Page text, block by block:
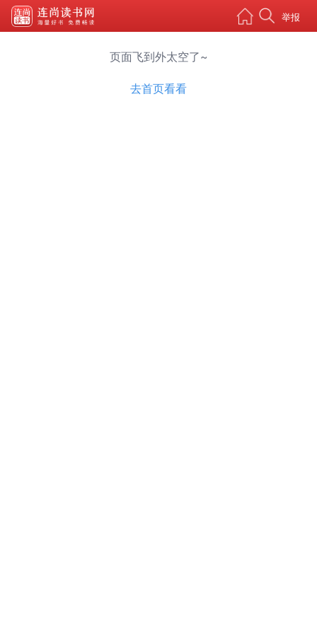
举报
页面飞到外太空了~
去首页看看